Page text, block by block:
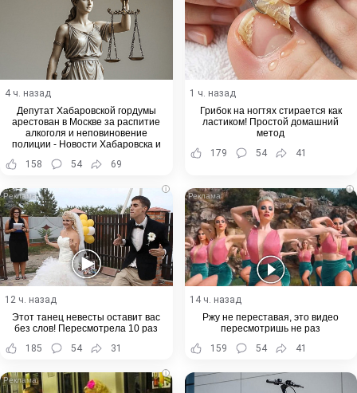
4 ч. назад
Депутат Хабаровской гордумы
арестован в Москве за распитие
алкоголя и неповиновение
полиции - Новости Хабаровска и
158 54 69
1 ч. назад
Грибок на ногтях стирается как
ластиком! Простой домашний
метод
179
54 41
i
12 ч. назад
Этот танец невесты оставит вас
без слов! Пересмотрела 10 раз
185
54 31
i
14 ч. назад
Ржу не переставая, это видео
пересмотришь не раз
159
54 41
i